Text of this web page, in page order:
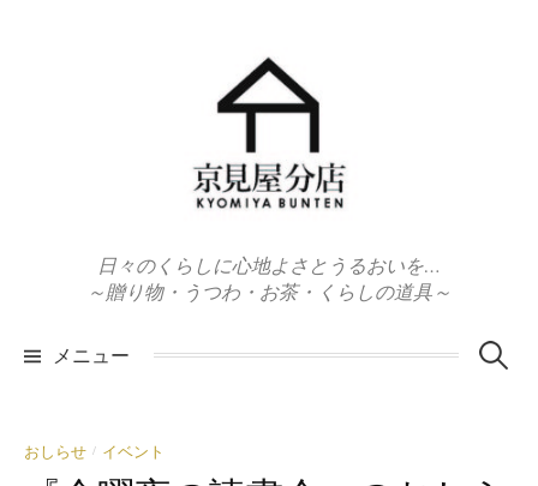
日々のくらしに心地よさとうるおいを…
～贈り物・うつわ・お茶・くらしの道具～
メニュー 検
おしらせ / イベント